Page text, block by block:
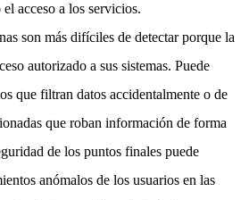
acceso a los servicios.
son más difíciles de detectar porque la
autorizado a sus sistemas. Puede
que filtran datos accidentalmente o de
que roban información de forma
de los puntos finales puede
anómalos de los usuarios en las